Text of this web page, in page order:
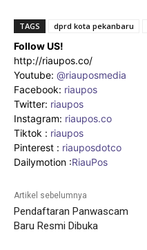
TAGS dprd kota pekanbaru
Follow US!
http://riaupos.co/
Youtube: @riauposmedia
Facebook: riaupos
Twitter: riaupos
Instagram: riaupos.co
Tiktok : riaupos
Pinterest : riauposdotco
Dailymotion :RiauPos
Artikel sebelumnya
Pendaftaran Panwascam
Baru Resmi Dibuka